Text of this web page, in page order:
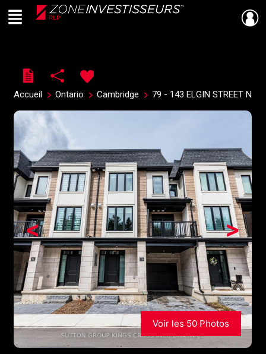
Live
En Direct
Menu
Accueil Ontario Cambridge 79 - 143 ELGIN STREET N
>
<
Voir les 50 Photos